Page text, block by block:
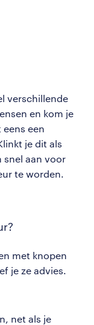
verschillende
en kom je
een
je dit als
snel aan voor
te worden.
met knopen
je ze advies.
net als je